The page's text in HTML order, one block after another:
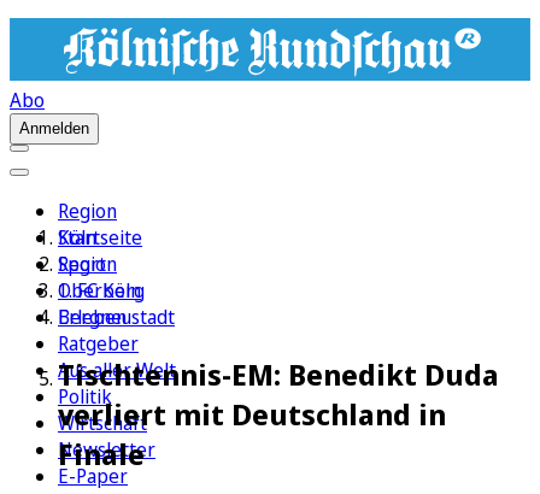
Abo
Anmelden
Region
Köln
Sport
1. FC Köln
Erleben
Ratgeber
Aus aller Welt
Politik
Wirtschaft
Newsletter
E-Paper
Startseite
Region
Oberberg
Bergneustadt
Tischtennis-EM: Benedikt Duda
verliert mit Deutschland in
Finale